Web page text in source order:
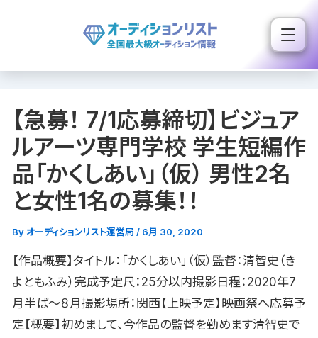
ス
【急募！ 7/1応募締切】ビジュア
ルアーツ専門学校 学生短編作
品「かくしあい」（仮） 男性2名
と女性1名の募集！！
By オーディションリスト運営局 / 6月 30, 2020
【作品概要】タイトル：「かくしあい」（仮）監督：清智史（き
よともふみ）完成予定尺：25分以内撮影日程：2020年7
月半ば〜８月撮影場所：関西【上映予定】映画祭へ応募予
定【概要】初めまして、今作品の監督を勤めます清智史で